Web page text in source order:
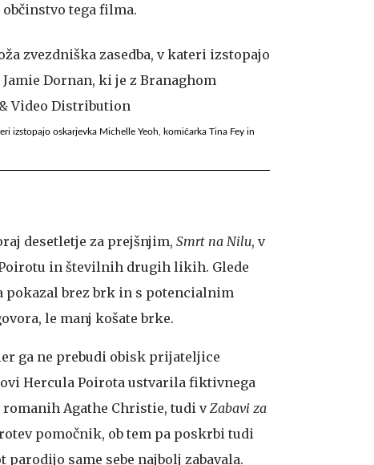
tega filma.
izstopajo oskarjevka Michelle Yeoh, komičarka Tina Fey in
desetletje za prejšnjim, Smrt na Nilu, v
in številnih drugih likih. Glede
pokazal brez brk in s potencialnim
le manj košate brke.
ga ne prebudi obisk prijateljice
Hercula Poirota ustvarila fiktivnega
Agathe Christie, tudi vZabavi za
pomočnik, ob tem pa poskrbi tudi
same sebe najbolj zabavala.